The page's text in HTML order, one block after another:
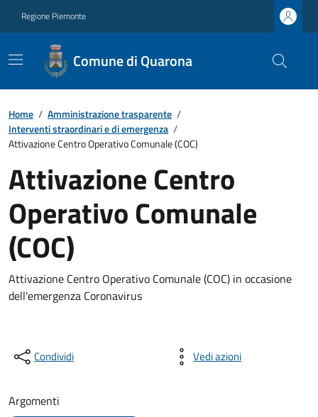
Regione Piemonte
Comune di Quarona
Home / Amministrazione trasparente /
Interventi straordinari e di emergenza /
Attivazione Centro Operativo Comunale (COC)
Attivazione Centro
Operativo Comunale
(COC)
Attivazione Centro Operativo Comunale (COC) in occasione
dell'emergenza Coronavirus
Condividi Vedi azioni
Argomenti